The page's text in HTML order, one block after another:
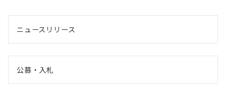
ニュースリリース
公募・入札